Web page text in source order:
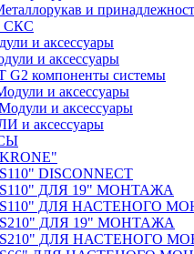
и
СКС
и аксессуары
и аксессуары
G2 компоненты системы
и аксессуары
и аксессуары
и аксессуары
DISCONNECT
ДЛЯ 19" МОНТАЖА
ДЛЯ НАСТЕНОГО
ДЛЯ 19" МОНТАЖА
ДЛЯ НАСТЕНОГО